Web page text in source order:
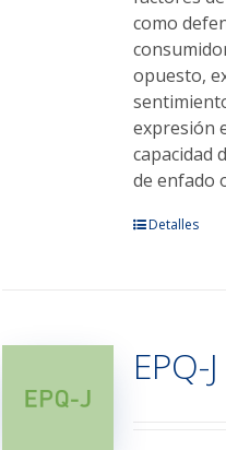
como
opuesto,
expresión
capacidad
de enfado
Este
Las
opciones
Detalles
EPQ-J